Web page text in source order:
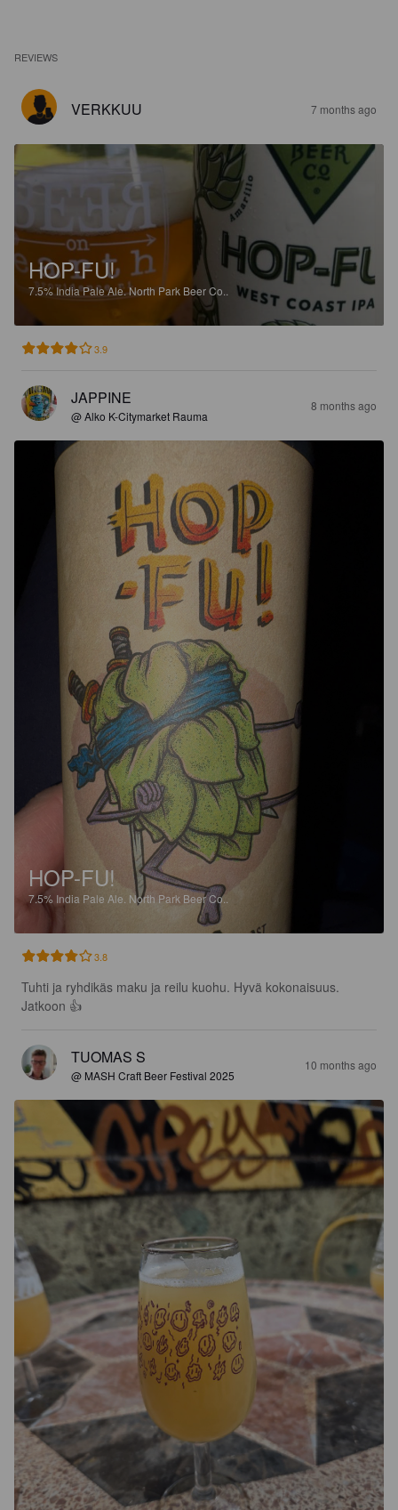
REVIEWS
VERKKUU 7 months ago
HOP-FU!
7.5%India Pale Ale.North Park Beer Co..
3.9
JAPPINE
@ Alko K-Citymarket Rauma
8 months ago
HOP-FU!
7.5% India Pale Ale. North Park Beer Co..
3.8
Tuhti ja ryhdikäs maku ja reilu kuohu. Hyvä kokonaisuus.
Jatkoon 👍
TUOMAS S
@ MASH Craft Beer Festival 2025
10 months ago